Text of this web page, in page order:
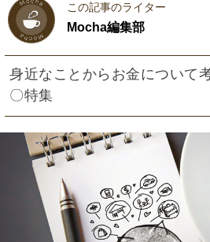
この記事のライター
Mocha編集部
身近なことからお金につい
〇特集